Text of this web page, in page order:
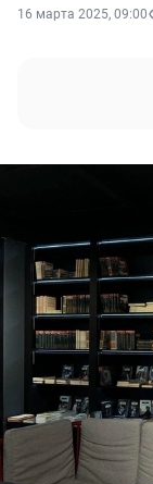
16 марта 2025, 09:00